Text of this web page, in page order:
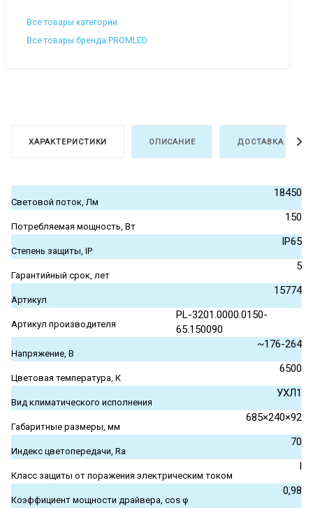
Все товары категории
Все товары бренда PROMLED
ХАРАКТЕРИСТИКИ ОПИСАНИЕ ДОСТАВКА И
Световой поток, Лм
18450
Потребляемая мощность, Вт
150
Степень защиты, IP
IP65
Гарантийный срок, лет
5
Артикул
15774
Артикул производителя
PL-3201.0000.0150-
65.150090
Напряжение, В
~176-264
Цветовая температура, К
6500
Вид климатического исполнения
УХЛ1
Габаритные размеры, мм
685×240×92
Индекс цветопередачи, Ra
70
Класс защиты от поражения электрическим током
I
Коэффициент мощности драйвера, cos φ
0,98